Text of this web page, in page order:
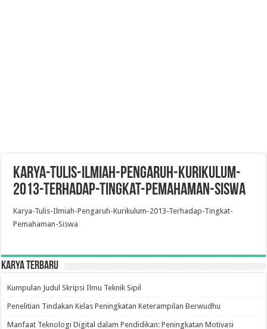
Karya-Tulis-Ilmiah-Pengaruh-Kurikulum-
2013-Terhadap-Tingkat-Pemahaman-Siswa
Karya-Tulis-Ilmiah-Pengaruh-Kurikulum-2013-Terhadap-Tingkat-
Pemahaman-Siswa
Karya Terbaru
Kumpulan Judul Skripsi Ilmu Teknik Sipil
Penelitian Tindakan Kelas Peningkatan Keterampilan Berwudhu
Manfaat Teknologi Digital dalam Pendidikan: Peningkatan Motivasi